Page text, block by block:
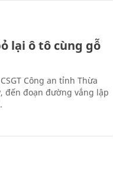
lại ô tô cùng gỗ
Công an tỉnh Thừa
đến đoạn đường vắng lập